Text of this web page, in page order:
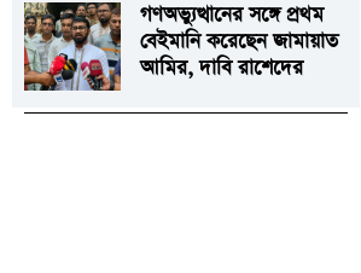
গণঅভ্যুত্থানের সঙ্গে প্রথম
বেইমানি করেছেন জামায়াত
আমির, দাবি রাশেদের